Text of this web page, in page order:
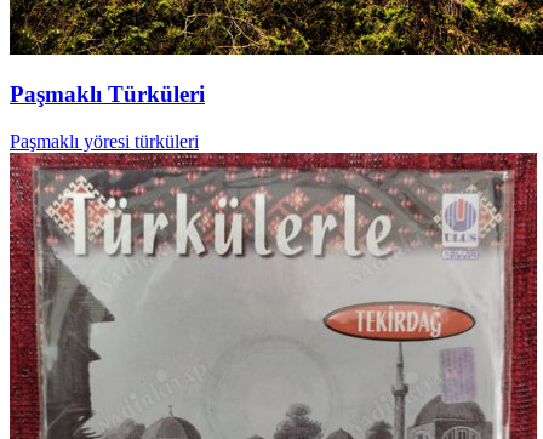
Paşmaklı Türküleri
Paşmaklı yöresi türküleri